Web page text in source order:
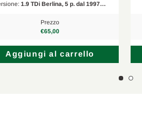
1.9 TDi Berlina, 5 p. dal 1997…
Prezzo
€65,00
Aggiungi al carrello